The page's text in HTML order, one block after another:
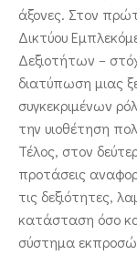
άξονες. Στον
Δικτύου
Δεξιοτήτων −
διατύπωση μιας
συγκεκριμένων
την υιοθέτηση
Τέλος, στον
προτάσεις
τις δεξιότητες,
κατάσταση όσο
σύστημα